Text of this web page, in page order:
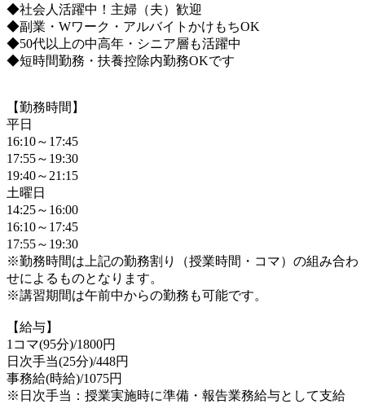
◆社会人活躍中！主婦（夫）歓迎
◆副業・Wワーク・アルバイトかけもちOK
◆50代以上の中高年・シニア層も活躍中
◆短時間勤務・扶養控除内勤務OKです
【勤務時間】
平日
16:10～17:45
17:55～19:30
19:40～21:15
土曜日
14:25～16:00
16:10～17:45
17:55～19:30
※勤務時間は上記の勤務割り（授業時間・コマ）の組み合わ
せによるものとなります。
※講習期間は午前中からの勤務も可能です。
【給与】
1コマ(95分)/1800円
日次手当(25分)/448円
事務給(時給)/1075円
※日次手当：授業実施時に準備・報告業務給与として支給